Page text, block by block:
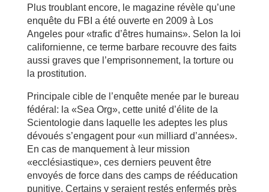
Plus troublant encore, le magazine révèle qu’une
enquête du FBI a été ouverte en 2009 à Los
Angeles pour «trafic d’êtres humains». Selon la loi
californienne, ce terme barbare recouvre des faits
aussi graves que l’emprisonnement, la torture ou
la prostitution.
Principale cible de l’enquête menée par le bureau
fédéral: la «Sea Org», cette unité d’élite de la
Scientologie dans laquelle les adeptes les plus
dévoués s’engagent pour «un milliard d’années».
En cas de manquement à leur mission
«ecclésiastique», ces derniers peuvent être
envoyés de force dans des camps de rééducation
punitive. Certains y seraient restés enfermés près